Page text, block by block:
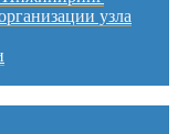
узла